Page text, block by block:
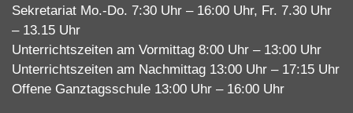
Sekretariat Mo.-Do. 7:30 Uhr – 16:00 Uhr, Fr. 7.30 Uhr
– 13.15 Uhr
Unterrichtszeiten am Vormittag 8:00 Uhr – 13:00 Uhr
Unterrichtszeiten am Nachmittag 13:00 Uhr – 17:15 Uhr
Offene Ganztagsschule 13:00 Uhr – 16:00 Uhr